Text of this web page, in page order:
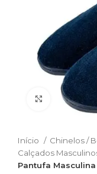
Clique
Início
Chinelos /
Calçados
Pantufa